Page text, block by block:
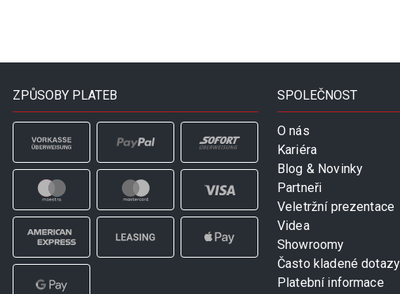
ZPŮSOBY PLATEB SPOLEČNOST
O nás
Kariéra
Blog & Novinky
Partneři
Veletržní prezentace
Videa
Showroomy
Často kladené dotazy
Platební informace